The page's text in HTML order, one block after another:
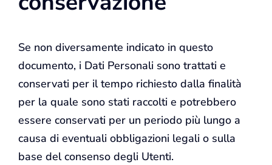
Se non diversamente indicato in questo
documento, i Dati Personali sono trattati e
conservati per il tempo richiesto dalla finalità
per la quale sono stati raccolti e potrebbero
essere conservati per un periodo più lungo a
causa di eventuali obbligazioni legali o sulla
base del consenso degli Utenti.